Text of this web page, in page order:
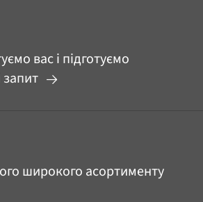
вас і підготуємо
широкого асортименту